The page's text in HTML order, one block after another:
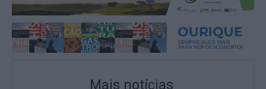
Mais notícias